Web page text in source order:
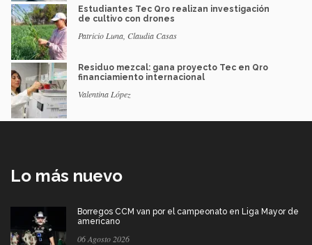
Estudiantes Tec Qro realizan investigación
de cultivo con drones
Patricio Luna, Claudia Casas
Residuo mezcal: gana proyecto Tec en Qro
financiamiento internacional
Valentina López
Lo más nuevo
Borregos CCM van por el campeonato en Liga Mayor de
americano
06 Agosto 2026